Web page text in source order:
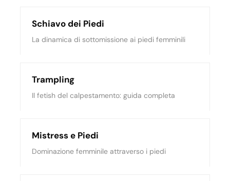
Schiavo dei Piedi
La dinamica di sottomissione ai piedi femminili
Trampling
Il fetish del calpestamento: guida completa
Mistress e Piedi
Dominazione femminile attraverso i piedi